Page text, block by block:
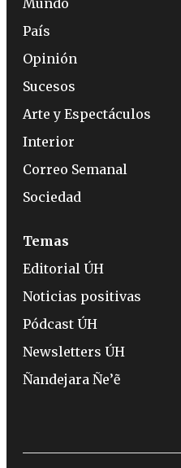
País
Opinión
Sucesos
Arte y Espectáculos
Interior
Correo Semanal
Sociedad
Temas
Editorial ÚH
Noticias positivas
Pódcast ÚH
Newsletters ÚH
Ñandejara Ñe’ẽ